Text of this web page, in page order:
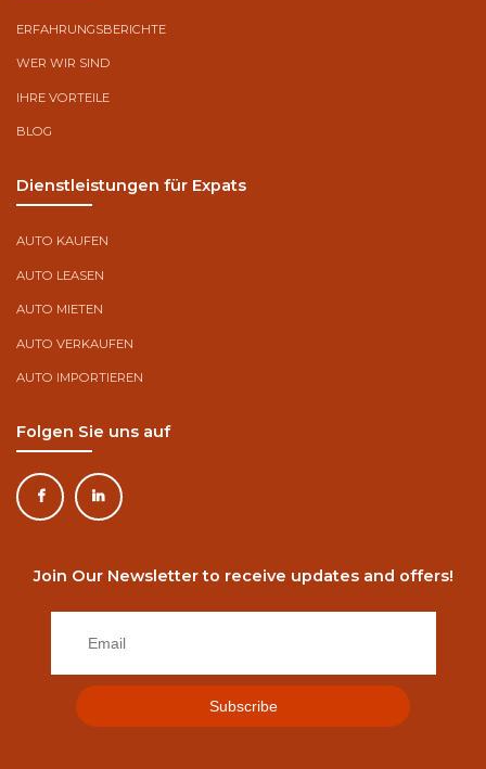
ERFAHRUNGSBERICHTE
WER WIR SIND
IHRE VORTEILE
BLOG
Dienstleistungen für Expats
AUTO KAUFEN
AUTO LEASEN
AUTO MIETEN
AUTO VERKAUFEN
AUTO IMPORTIEREN
Folgen Sie uns auf
Join Our Newsletter to receive updates and offers!